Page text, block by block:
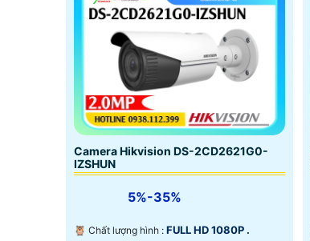
Camera Hikvision DS-2CD2621G0-
IZSHUN
5%-35%
🦉 Chất lượng hình : FULL HD 1080P .